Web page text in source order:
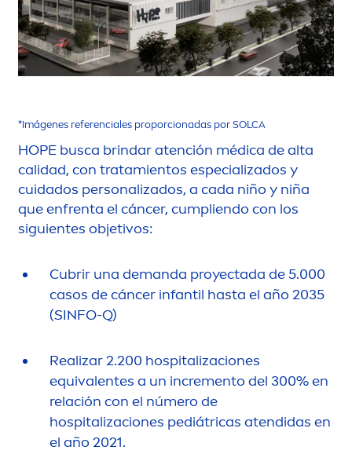
*Imágenes referenciales proporcionadas por SOLCA
HOPE busca brindar atención médica de alta
calidad, con tratamientos especializados y
cuidados personalizados, a cada niño y niña
que enfrenta el cáncer, cumpliendo con los
siguientes objetivos:
Cubrir una demanda proyectada de 5.000
casos de cáncer infantil hasta el año 2035
(SINFO-Q)
Realizar 2.200 hospitalizaciones
equivalentes a un incremento del 300% en
relación con el número de
hospitalizaciones pediátricas atendidas en
el año 2021.